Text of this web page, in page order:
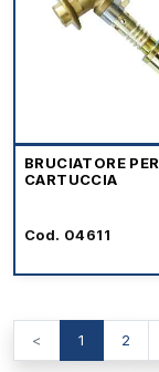
BRUCIATORE PER
CARTUCCIA
Cod. 04611
< 1 2